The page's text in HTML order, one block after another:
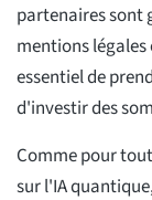
partenaires sont
mentions légales
essentiel de
d'investir des
Comme pour
sur l'IA